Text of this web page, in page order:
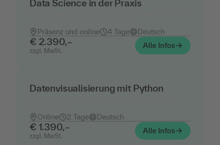
Data Science in der Praxis
Präsenz und online
4 Tage Deutsch
€ 2.390,–
zzgl. MwSt.
Alle Infos
Datenvisualisierung mit Python
Online
2 Tage Deutsch
€ 1.390,–
zzgl. MwSt.
Alle Infos